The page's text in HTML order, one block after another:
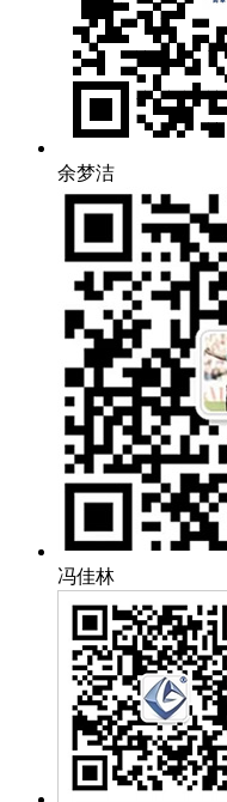
余梦洁
冯佳林